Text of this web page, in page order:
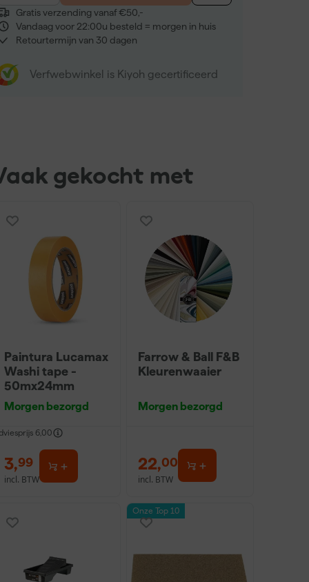
Gratis verzending vanaf €50,-
Vandaag voor 22:00u besteld = morgen in huis
Retourtermijn van 30 dagen
Verfwebwinkel is Kiyoh gecertificeerd
gekocht met
Paintura Lucamax
Washi tape -
50mx24mm
Morgen bezorgd
6,00
3,99
incl. BTW
Farrow & Ball F&B
Kleurenwaaier
Morgen bezorgd
22,00
incl. BTW
Onze Top 10